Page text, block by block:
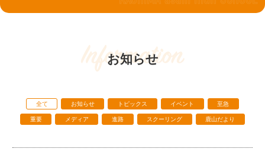
お知らせ
Information
全て お知らせ トピックス イベント 至急
重要 メディア 進路 スクーリング 鹿山だより